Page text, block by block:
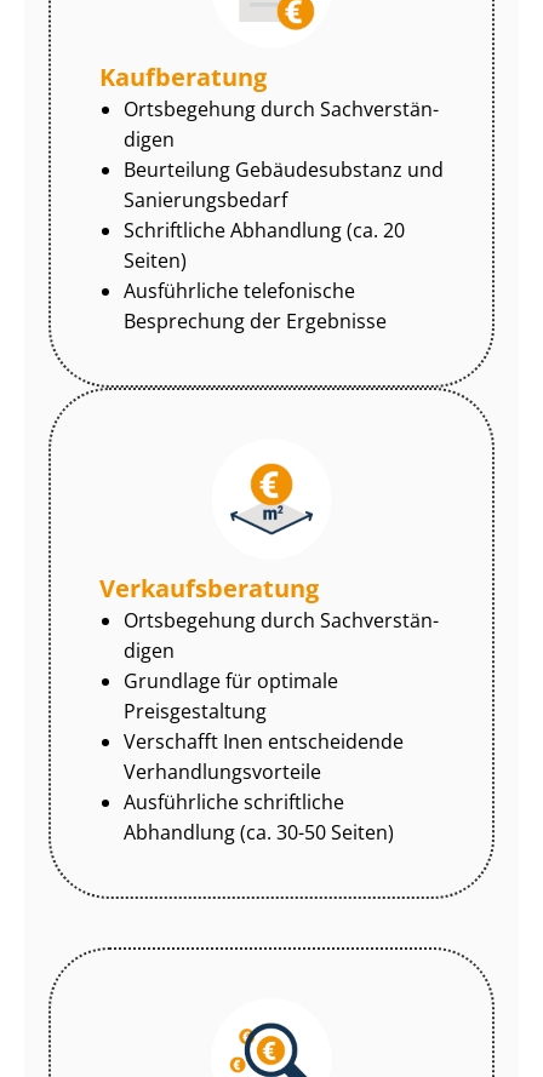
Kaufberatung
Ortsbegehung durch Sach­ver­stän­
di­gen
Beurteilung Gebäudesubstanz und
Sa­nie­rungs­be­darf
Schriftliche Abhandlung (ca. 20
Seiten)
Ausführliche telefonische
Besprechung der Ergebnisse
Ver­kaufs­be­ra­tung
Ortsbegehung durch Sach­ver­stän­
di­gen
Grundlage für optimale
Preisgestaltung
Verschafft Inen entscheidende
Ver­hand­lungs­vor­tei­le
Ausführliche schriftliche
Abhandlung (ca. 30-50 Seiten)